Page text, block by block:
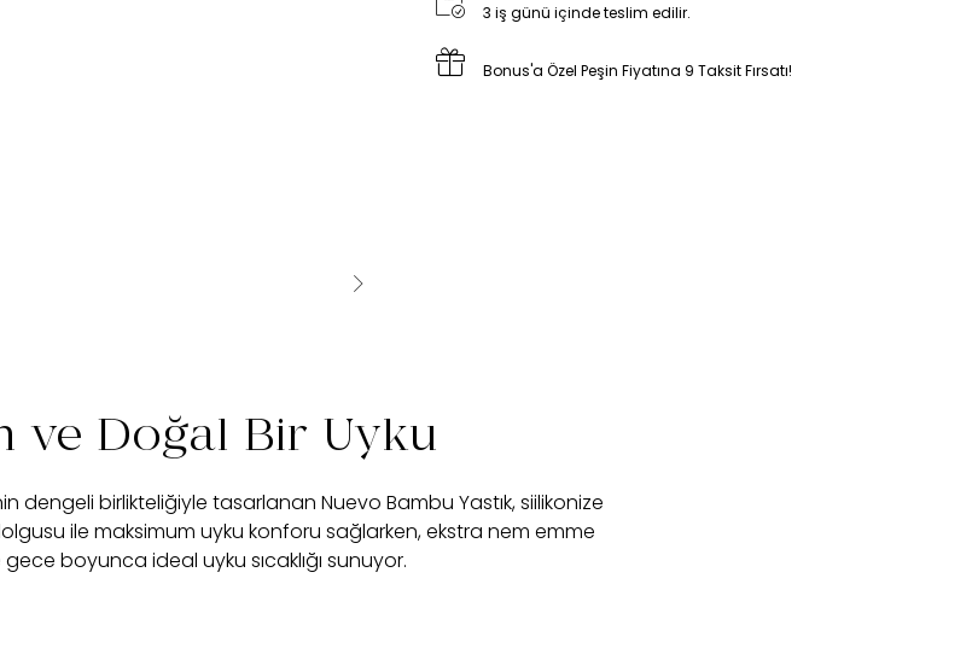
3 iş günü içinde teslim edilir.
Bonus'a Özel Peşin Fiyatına 9 Taksit Fırsatı!
ve Doğal Bir Uyku
dengeli birlikteliğiyle tasarlanan Nuevo Bambu Yastık, siilikonize
ile maksimum uyku konforu sağlarken, ekstra nem emme
gece boyunca ideal uyku sıcaklığı sunuyor.